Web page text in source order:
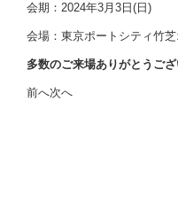
会期：2024年3月3日(日)
会場：東京ポートシティ竹
多数のご来場ありがとうござ
前へ次へ